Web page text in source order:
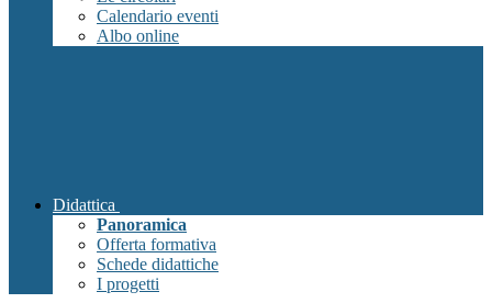
Calendario eventi
Albo online
Didattica
Panoramica
Offerta formativa
Schede didattiche
I progetti